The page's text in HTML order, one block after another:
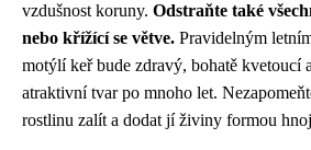
vzdušnost koruny. Odstraňte také
nebo křížící se větve. Pravidelným
motýlí keř bude zdravý, bohatě kvetoucí
atraktivní tvar po mnoho let.
rostlinu zalít a dodat jí živiny formou